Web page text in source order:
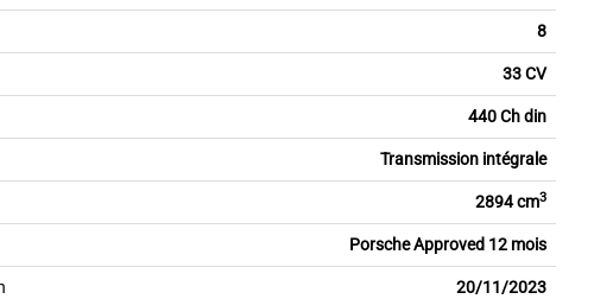
8
33 CV
440 Ch din
Transmission intégrale
2894 cm3
Porsche Approved 12 mois
20/11/2023